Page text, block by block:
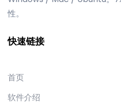
性。
快速链接
首页
软件介绍